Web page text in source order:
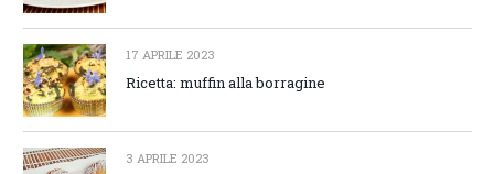
17 APRILE 2023
Ricetta: muffin alla borragine
3 APRILE 2023